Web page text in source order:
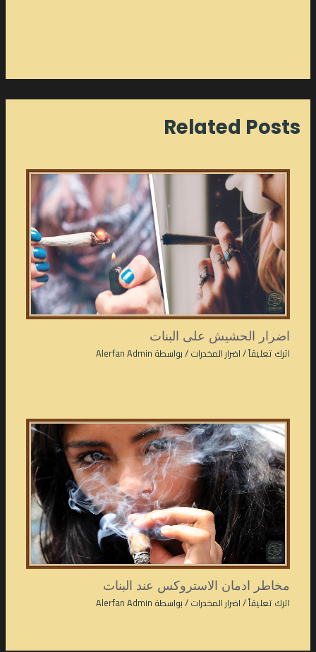
Related Posts
اضرار الحشيش على البنات
اترك تعليقاً/اضرار المخدرات/ بواسطة Alerfan Admin
مخاطر ادمان الاستروكس عند البنات
اترك تعليقاً/اضرار المخدرات/ بواسطة Alerfan Admin